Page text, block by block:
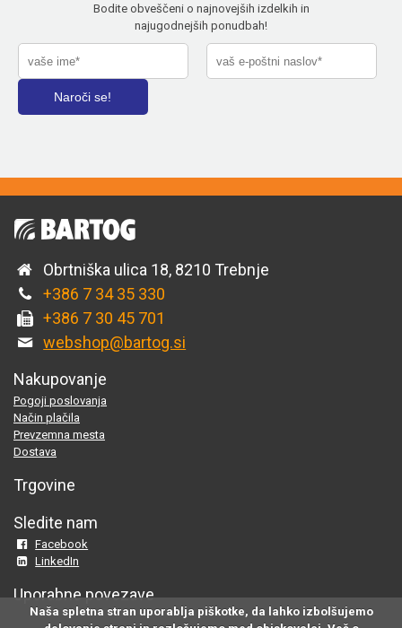
Bodite obveščeni o najnovejših izdelkih in
najugodnejših ponudbah!
Obrtniška ulica 18, 8210 Trebnje
+386 7 34 35 330
+386 7 30 45 701
webshop@bartog.si
Nakupovanje
Pogoji poslovanja
Način plačila
Prevzemna mesta
Dostava
Trgovine
Sledite nam
Facebook
LinkedIn
Uporabne povezave
Naša spletna stran uporablja piškotke, da lahko izbolšujemo